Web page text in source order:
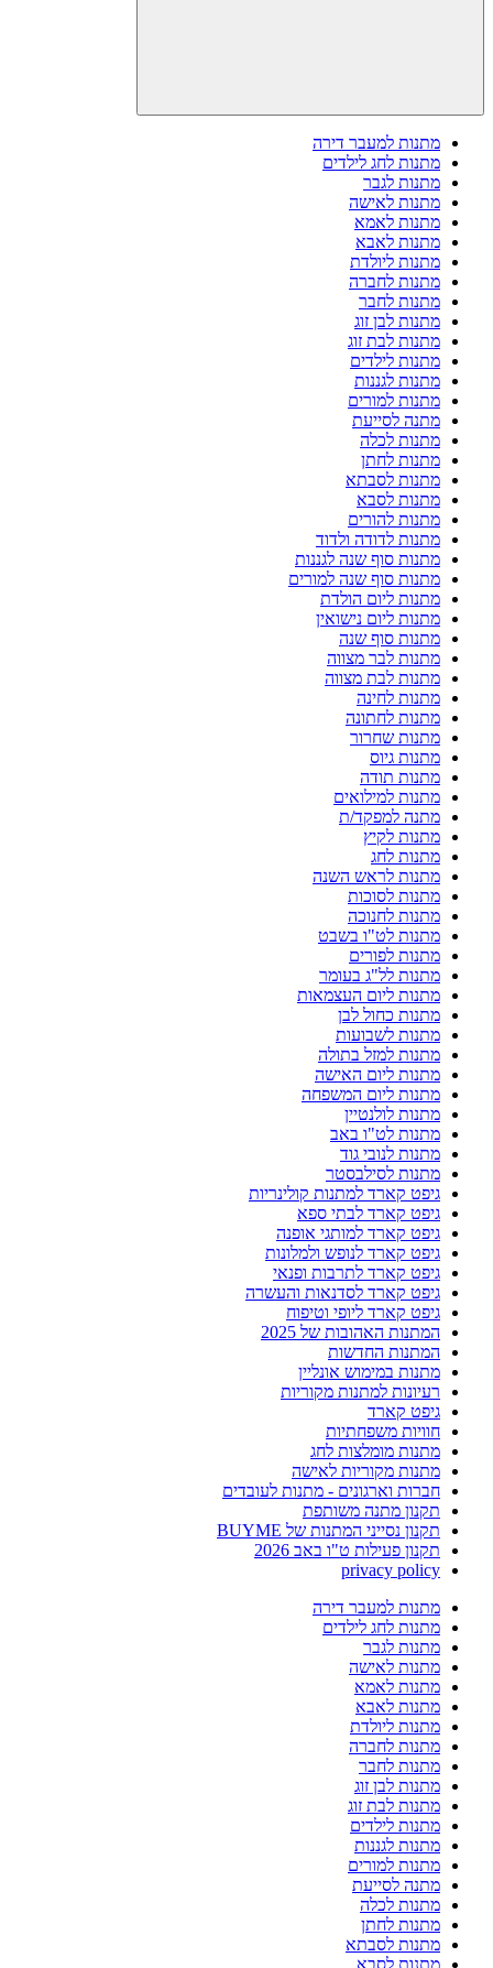
מתנות למעבר דירה
מתנות לחג לילדים
מתנות לגבר
מתנות לאישה
מתנות לאמא
מתנות לאבא
מתנות ליולדת
מתנות לחברה
מתנות לחבר
מתנות לבן זוג
מתנות לבת זוג
מתנות לילדים
מתנות לגננות
מתנות למורים
מתנה לסייעת
מתנות לכלה
מתנות לחתן
מתנות לסבתא
מתנות לסבא
מתנות להורים
מתנות לדודה ולדוד
מתנות סוף שנה לגננות
מתנות סוף שנה למורים
מתנות ליום הולדת
מתנות ליום נישואין
מתנות סוף שנה
מתנות לבר מצווה
מתנות לבת מצווה
מתנות לחינה
מתנות לחתונה
מתנות שחרור
מתנות גיוס
מתנות תודה
מתנות למילואים
מתנה למפקד/ת
מתנות לקיץ
מתנות לחג
מתנות לראש השנה
מתנות לסוכות
מתנות לחנוכה
מתנות לט"ו בשבט
מתנות לפורים
מתנות לל"ג בעומר
מתנות ליום העצמאות
מתנות כחול לבן
מתנות לשבועות
מתנות למזל בתולה
מתנות ליום האישה
מתנות ליום המשפחה
מתנות לולנטיין
מתנות לט"ו באב
מתנות לנובי גוד
מתנות לסילבסטר
גיפט קארד למתנות קולינריות
גיפט קארד לבתי ספא
גיפט קארד למותגי אופנה
גיפט קארד לנופש ולמלונות
גיפט קארד לתרבות ופנאי
גיפט קארד לסדנאות והעשרה
גיפט קארד ליופי וטיפוח
המתנות האהובות של 2025
המתנות החדשות
מתנות במימוש אונליין
רעיונות למתנות מקוריות
גיפט קארד
חוויות משפחתיות
מתנות מומלצות לחג
מתנות מקוריות לאישה
חברות וארגונים - מתנות לעובדים
תקנון מתנה משותפת
תקנון נסייני המתנות של BUYME
תקנון פעילות ט"ו באב 2026
privacy policy
מתנות למעבר דירה
מתנות לחג לילדים
מתנות לגבר
מתנות לאישה
מתנות לאמא
מתנות לאבא
מתנות ליולדת
מתנות לחברה
מתנות לחבר
מתנות לבן זוג
מתנות לבת זוג
מתנות לילדים
מתנות לגננות
מתנות למורים
מתנה לסייעת
מתנות לכלה
מתנות לחתן
מתנות לסבתא
מתנות לסבא